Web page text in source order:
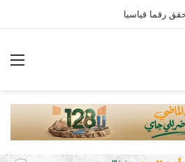
رقما قياسيا